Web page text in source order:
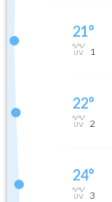
21°
1
22°
2
24°
3